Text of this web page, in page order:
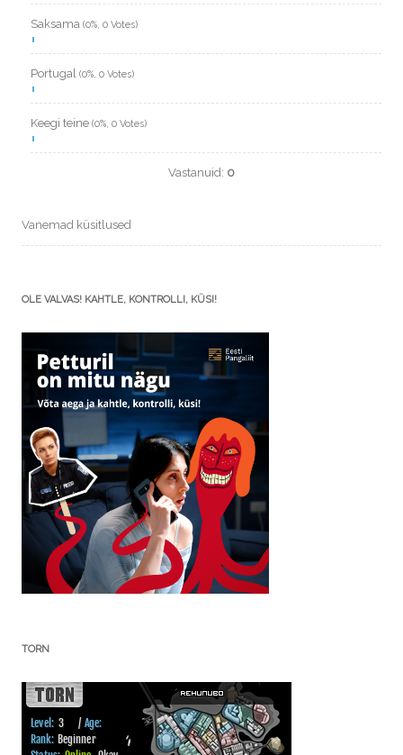
Saksama (0%, 0 Votes)
Portugal (0%, 0 Votes)
Keegi teine (0%, 0 Votes)
Vastanuid: 0
Vanemad küsitlused
OLE VALVAS! KAHTLE, KONTROLLI, KÜSI!
TORN